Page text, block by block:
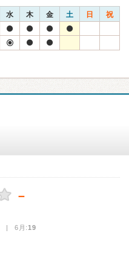
水 木 金 土 日 祝
－
| 6月:19